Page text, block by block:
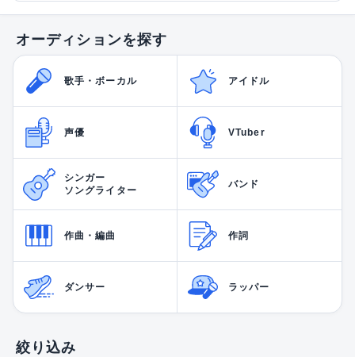
オーディションを探す
歌手・ボーカル アイドル
声優 VTuber
シンガー
ソングライター
バンド
作曲・編曲 作詞
ダンサー ラッパー
絞り込み